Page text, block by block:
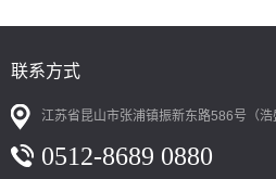
联系方式
江苏省昆山市张浦镇振新东路586号（浩
0512-8689 0880